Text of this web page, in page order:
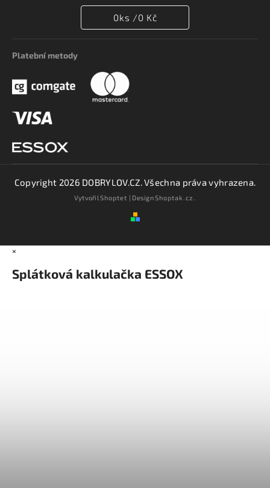
0ks /0 Kč
Platební metody
Copyright 2026 DOBRYLOV.CZ. Všechna práva vyhrazena.
VytvořilShoptet | DesignShoptak.cz.
×
Splátková kalkulačka ESSOX